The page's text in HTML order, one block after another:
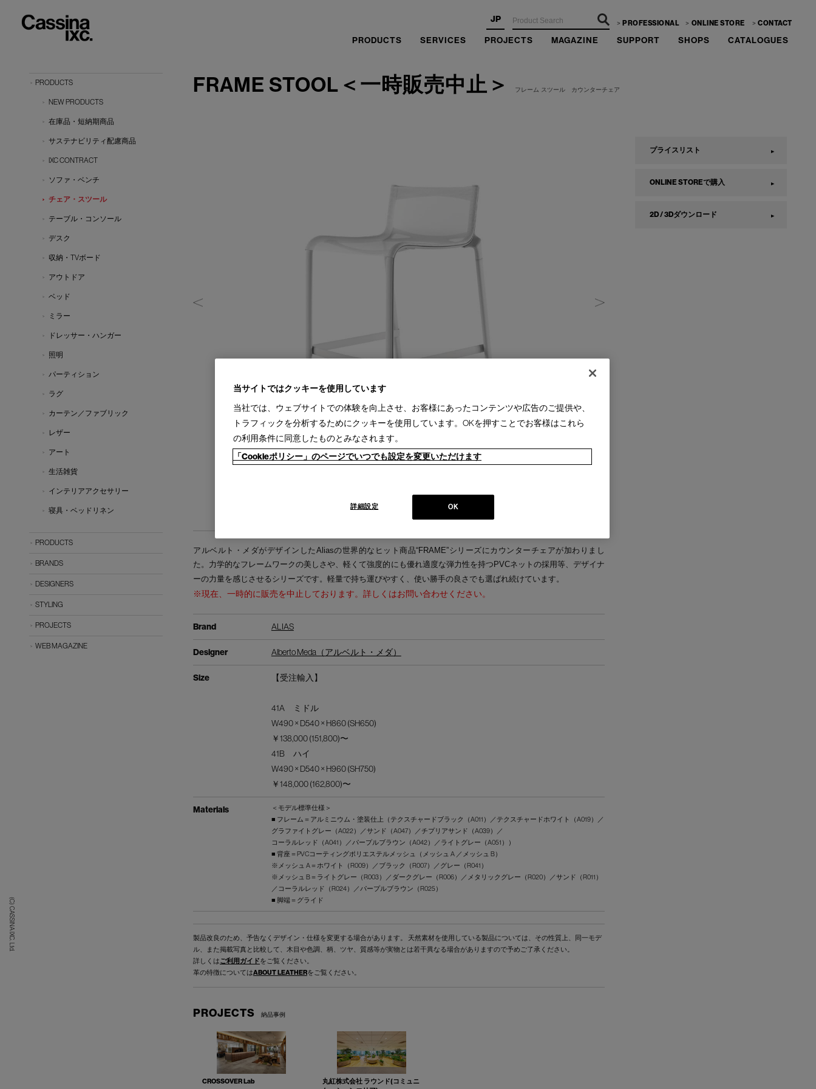
JP PROFESSIONAL ONLINE STORE CONTACT
PRODUCTS SERVICES PROJECTS MAGAZINE SUPPORT SHOPS CATALOGUES
(C) CASSINA IXC. Ltd.
FRAME STOOL＜一時販売中止＞ フレーム スツール カウンターチェア
アルベルト・メダがデザインしたAliasの世界的なヒット商品“FRAME”シリーズにカウンターチェアが加わりまし
た。力学的なフレームワークの美しさや、軽くて強度的にも優れ適度な弾力性を持つPVCネットの採用等、デザイナ
ーの力量を感じさせるシリーズです。軽量で持ち運びやすく、使い勝手の良さでも選ばれ続けています。
※現在、一時的に販売を中止しております。詳しくはお問い合わせください。
Brand ALIAS
Designer Alberto Meda（アルベルト・メダ）
Size 【受注輸入】
41A ミドル
W490 × D540 × H860 (SH650)
￥138,000 (151,800)〜
41B ハイ
W490 × D540 × H960 (SH750)
￥148,000 (162,800)〜
Materials
＜モデル標準仕様＞
■ フレーム＝アルミニウム・塗装仕上（テクスチャードブラック（A011）／テクスチャードホワイト（A019）／
グラファイトグレー（A022）／サンド（A047）／チプリアサンド（A039）／
コーラルレッド（A041）／パープルブラウン（A042）／ライトグレー（A051））
■ 背座＝PVCコーティングポリエステルメッシュ（メッシュ A ／メッシュ B）
※メッシュ A＝ホワイト（R009）／ブラック（R007）／グレー（R041）
※メッシュ B＝ライトグレー（R003）／ダークグレー（R006）／メタリックグレー（R020）／サンド（R011）
／コーラルレッド（R024）／パープルブラウン（R025）
■ 脚端＝グライド
製品改良のため、予告なくデザイン・仕様を変更する場合があります。 天然素材を使用している製品については、その性質上、同一モデ
ル、また掲載写真と比較して、木目や色調、柄、ツヤ、質感等が実物とは若干異なる場合がありますので予めご了承ください。
詳しくはご利用ガイドをご覧ください。
革の特徴についてはABOUT LEATHERをご覧ください。
プライスリスト
ONLINE STOREで購入
2D / 3Dダウンロード
PROJECTS 納品事例
CROSSOVER Lab
丸紅株式会社 ラウンド(コミュニ
PRODUCTS
NEW PRODUCTS
在庫品・短納期商品
サステナビリティ配慮商品
IXC CONTRACT
ソファ・ベンチ
チェア・スツール
テーブル・コンソール
デスク
収納・TVボード
アウトドア
ベッド
ミラー
ドレッサー・ハンガー
照明
パーティション
ラグ
カーテン／ファブリック
レザー
アート
生活雑貨
インテリアアクセサリー
寝具・ベッドリネン
PRODUCTS
BRANDS
DESIGNERS
STYLING
PROJECTS
WEB MAGAZINE
当サイトではクッキーを使用しています
当社では、ウェブサイトでの体験を向上させ、お客様にあったコンテンツや広告のご提供や、
トラフィックを分析するためにクッキーを使用しています。OKを押すことでお客様はこれら
の利用条件に同意したものとみなされます。
「Cookieポリシー」のページでいつでも設定を変更いただけます
OK
詳細設定